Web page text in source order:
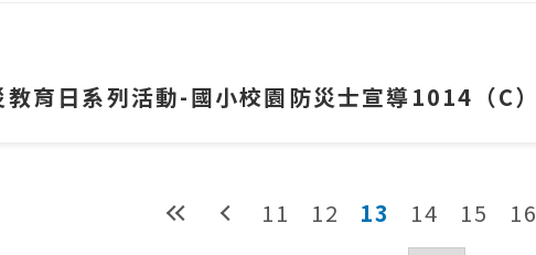
育日系列活動-國小校園防災士宣導1014（C）
11 12 13 14 15 16